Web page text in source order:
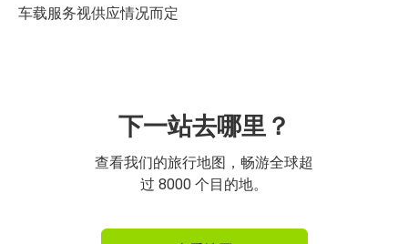
车载服务视供应情况而定
下一站去哪里？
查看我们的旅行地图，畅游全球超
过 8000 个目的地。